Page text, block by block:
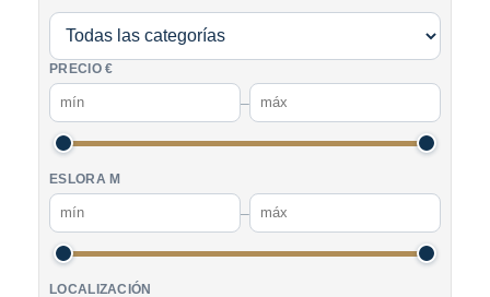
PRECIO €
–
ESLORA M
–
LOCALIZACIÓN